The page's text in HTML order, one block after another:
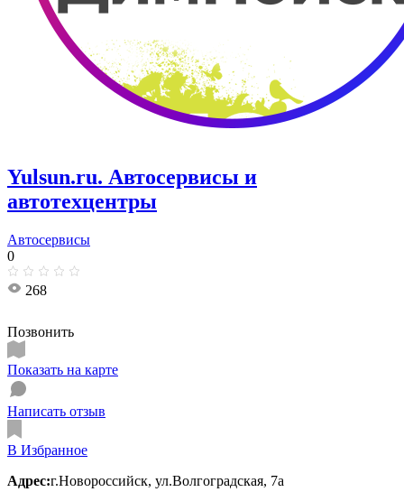
Yulsun.ru. Автосервисы и
автотехцентры
Автосервисы
0
268
Позвонить
Показать на карте
Написать отзыв
В Избранное
Адрес:г.Новороссийск, ул.Волгоградская, 7а